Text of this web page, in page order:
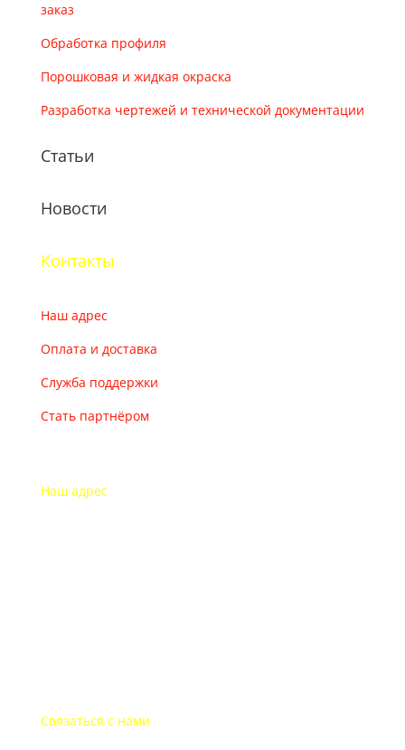
заказ
Обработка профиля
Порошковая и жидкая окраска
Разработка чертежей и технической документации
Статьи
Новости
Контакты
Наш адрес
Оплата и доставка
Служба поддержки
Стать партнёром
Наш адрес
Связаться с нами